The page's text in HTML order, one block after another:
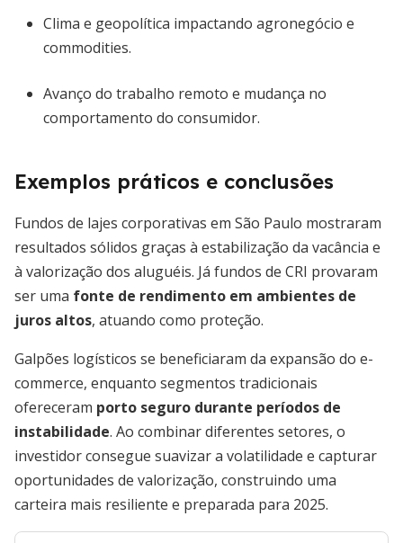
Clima e geopolítica impactando agronegócio e
commodities.
Avanço do trabalho remoto e mudança no
comportamento do consumidor.
Exemplos práticos e conclusões
Fundos de lajes corporativas em São Paulo mostraram
resultados sólidos graças à estabilização da vacância e
à valorização dos aluguéis. Já fundos de CRI provaram
ser uma fonte de rendimento em ambientes de
juros altos, atuando como proteção.
Galpões logísticos se beneficiaram da expansão do e-
commerce, enquanto segmentos tradicionais
ofereceram porto seguro durante períodos de
instabilidade. Ao combinar diferentes setores, o
investidor consegue suavizar a volatilidade e capturar
oportunidades de valorização, construindo uma
carteira mais resiliente e preparada para 2025.